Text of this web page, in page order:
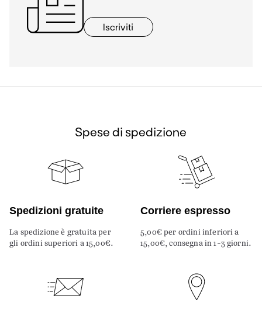
Iscriviti
Spese di spedizione
Spedizioni gratuite
La spedizione è gratuita per
gli ordini superiori a 15,00€.
Corriere espresso
5,00€ per ordini inferiori a
15,00€, consegna in 1-3 giorni.